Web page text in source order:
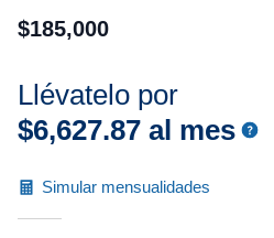
$185,000
Llévatelo por
$6,627.87 al mes
Simular mensualidades